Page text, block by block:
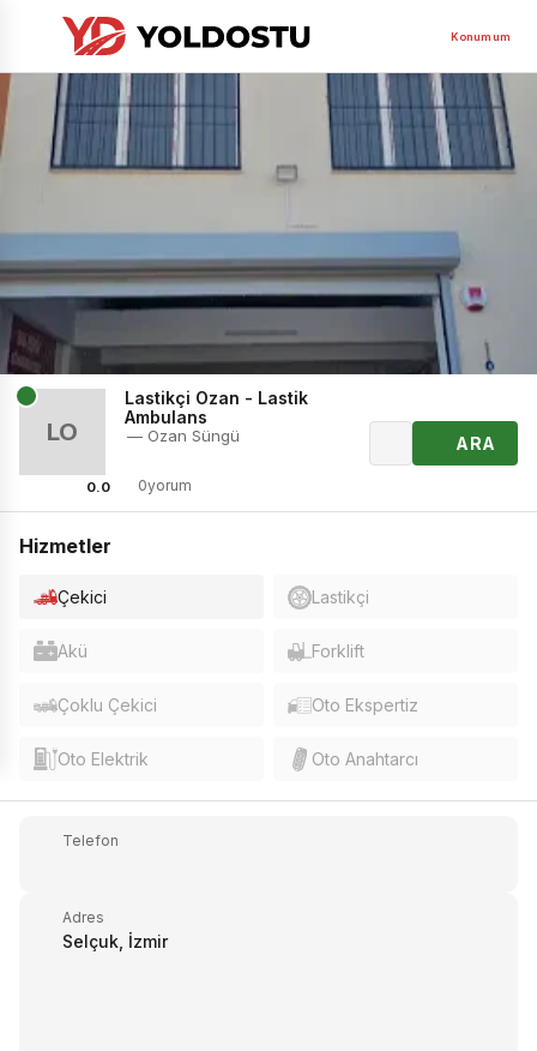
Konumum
LO
0.0
Lastikçi Ozan - Lastik
Ambulans
— Ozan Süngü
0yorum
ARA
Hizmetler
Çekici Lastikçi
Akü Forklift
Çoklu Çekici Oto Ekspertiz
Oto Elektrik Oto Anahtarcı
Telefon
Adres
Selçuk, İzmir